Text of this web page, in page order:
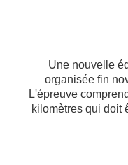
Une nouvelle
organisée fin
L'épreuve
kilomètres qui doit